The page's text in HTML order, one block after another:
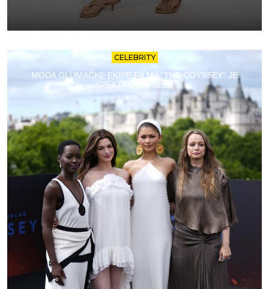
CELEBRITY
MODA GLUMAČKE EKIPE FILMA “THE ODYSSEY” JE
SPEKTAKL ZA SEBE